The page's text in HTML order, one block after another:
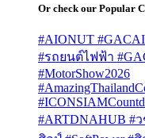
Or check our Popular
#AIONUT
#รถยนต์ไฟฟ้า
#MotorShow2026
#ARTDNAHUB #